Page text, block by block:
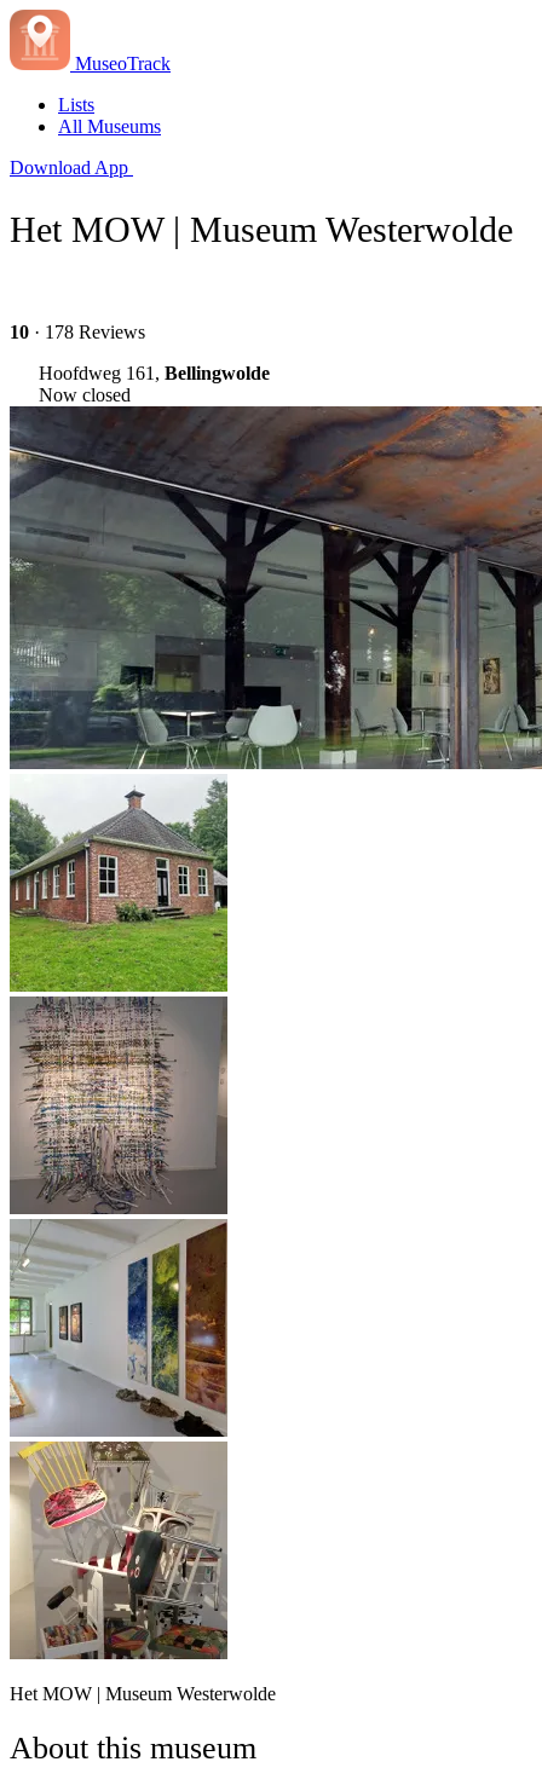
MuseoTrack
Lists
All Museums
Download App
Het MOW | Museum Westerwolde
10 · 178 Reviews
Hoofdweg 161, Bellingwolde
Now closed
Het MOW | Museum Westerwolde
About this museum